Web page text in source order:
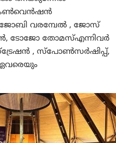
കൺവെൻഷൻ
ജോബി വരമ്പേൽ , ജോസ്
ടോജോ തോമസ്എന്നിവർ
, സ്പോൺസർഷിപ്പ്,